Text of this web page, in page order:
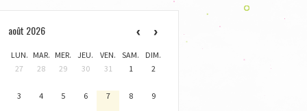
août 2026
LUN. MAR. MER. JEU. VEN. SAM.
DIM.
27
28 29 30 31 1 2
3 4 5 6 7 8 9